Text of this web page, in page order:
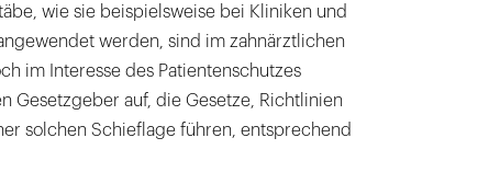
wie sie beispielsweise bei Kliniken und
werden, sind im zahnärztlichen
im Interesse des Patientenschutzes
Gesetzgeber auf, die Gesetze, Richtlinien
solchen Schieflage führen, entsprechend